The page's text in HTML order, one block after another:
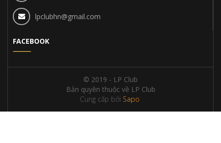
lpclubhn@gmail.com
FACEBOOK
© 2019 - LP Club
Bản quyền thuộc về LP Club
Cung cấp bởi Sapo